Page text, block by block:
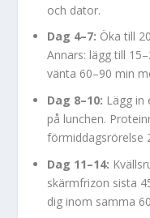
och dator.
Dag 4–7: Öka till
Annars: lägg till
vänta 60–90 min
Dag 8–10: Lägg in
på lunchen.
förmiddagsrörelse
Dag 11–14:
skärmfrizon sista
dig inom samma